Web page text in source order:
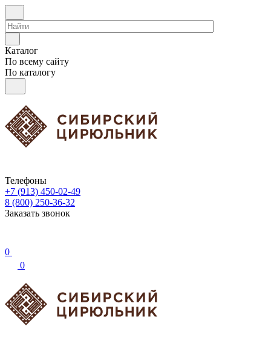
Каталог
По всему сайту
По каталогу
Телефоны
+7 (913) 450-02-49
8 (800) 250-36-32
Заказать звонок
0
0